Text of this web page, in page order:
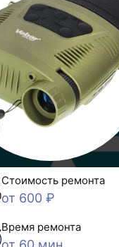
Стоимость ремонта
от 600 ₽
Время ремонта